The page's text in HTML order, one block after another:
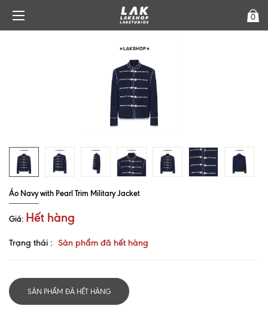
0
Áo Navy with Pearl Trim Military Jacket
Giá: Hết hàng
Trạng thái : Sản phẩm đã hết hàng
SẢN PHẨM ĐÃ HẾT HÀNG